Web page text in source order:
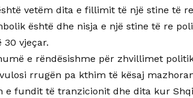
vetëm dita e fillimit të një stine të
është dhe nisja e një stine të re
vjeçar.
e rëndësishme për zhvillimet
rrugën pa kthim të kësaj
e fundit të tranzicionit dhe dita kur